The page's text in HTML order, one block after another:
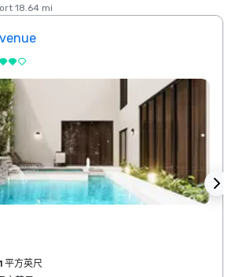
18.64 mi
平方英尺